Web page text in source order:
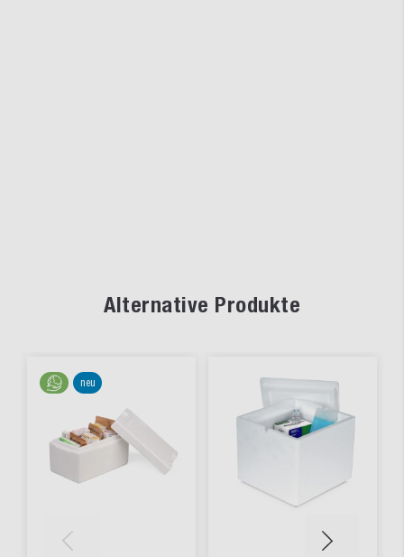
Alternative Produkte
neu